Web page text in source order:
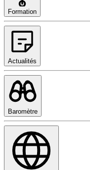
Formation
Actualités
Baromètre